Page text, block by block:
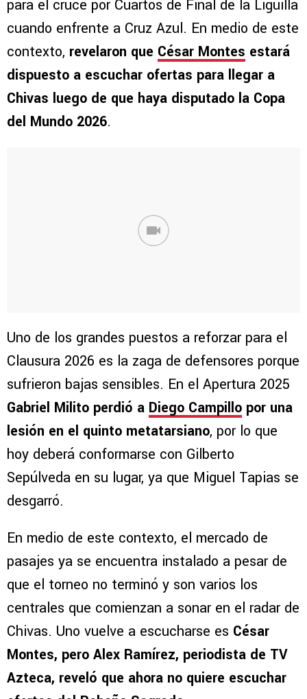
para el cruce por Cuartos de Final de la Liguilla
cuando enfrente a Cruz Azul. En medio de este
contexto, revelaron que César Montes estará
dispuesto a escuchar ofertas para llegar a
Chivas luego de que haya disputado la Copa
del Mundo 2026.
Uno de los grandes puestos a reforzar para el
Clausura 2026 es la zaga de defensores porque
sufrieron bajas sensibles. En el Apertura 2025
Gabriel Milito perdió a Diego Campillo por una
lesión en el quinto metatarsiano, por lo que
hoy deberá conformarse con Gilberto
Sepúlveda en su lugar, ya que Miguel Tapias se
desgarró.
En medio de este contexto, el mercado de
pasajes ya se encuentra instalado a pesar de
que el torneo no terminó y son varios los
centrales que comienzan a sonar en el radar de
Chivas. Uno vuelve a escucharse es César
Montes, pero Alex Ramírez, periodista de TV
Azteca, reveló que ahora no quiere escuchar